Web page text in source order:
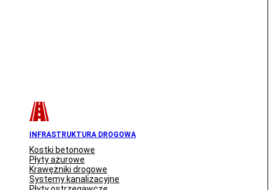
INFRASTRUKTURA DROGOWA
Kostki betonowe
Płyty ażurowe
Krawężniki drogowe
Systemy kanalizacyjne